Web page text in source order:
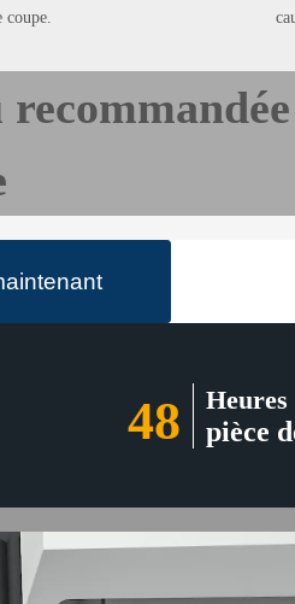
coupe.
48 Heures
pièce